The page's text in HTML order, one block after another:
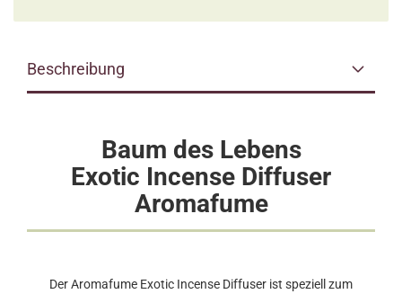
Beschreibung
Baum des Lebens
Exotic Incense Diffuser
Aromafume
Der Aromafume Exotic Incense Diffuser ist speziell zum